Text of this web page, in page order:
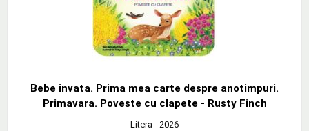
Bebe invata. Prima mea carte despre anotimpuri.
Primavara. Poveste cu clapete - Rusty Finch
Litera - 2026